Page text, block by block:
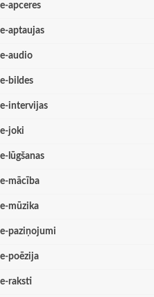
e-apceres
e-aptaujas
e-audio
e-bildes
e-intervijas
e-joki
e-lūgšanas
e-mācība
e-mūzika
e-paziņojumi
e-poēzija
e-raksti